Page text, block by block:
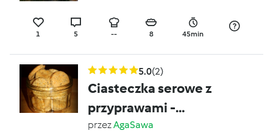
1 5 -- 8 45min
5.0(2)
Ciasteczka serowe z
przyprawami -
wytrawne
przezAgaSawa